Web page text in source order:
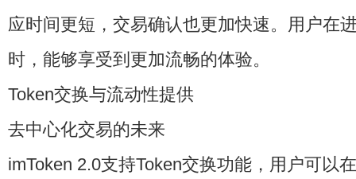
应时间更短，交易确认也更加快速。用户在
时，能够享受到更加流畅的体验。
Token交换与流动性提供
去中心化交易的未来
imToken 2.0支持Token交换功能，用户可以